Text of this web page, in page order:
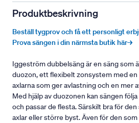
Produktbeskrivning
Beställ tygprov och få ett personligt
Prova sängen i din närmsta butik här→
Iggeström dubbelsäng är en säng som
duozon, ett flexibelt zonsystem med
axlarna som ger avlastning och en mer
Med hjälp av duozonen kan sängen
och passar de flesta. Särskilt bra för
axlar eller större byst. Även för den